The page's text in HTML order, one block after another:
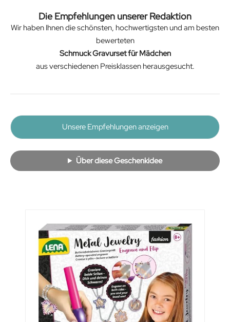
Die Empfehlungen unserer Redaktion
Wir haben Ihnen die schönsten, hochwertigsten und am besten
bewerteten
Schmuck Gravurset für Mädchen
aus verschiedenen Preisklassen herausgesucht.
Unsere Empfehlungen anzeigen
Über diese Geschenkidee